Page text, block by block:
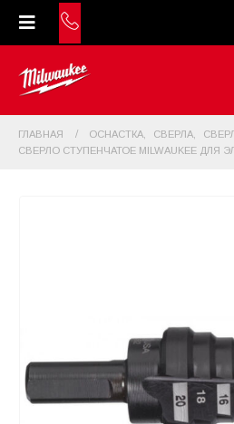
ГЛАВНАЯ ОСНАСТКА СВЕРЛА
СВЕРЛО СТУПЕНЧАТОЕ MILWAUKEE ДЛЯ